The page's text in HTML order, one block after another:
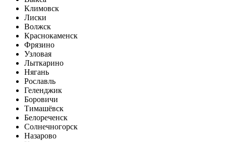
Климовск
Лиски
Волжск
Краснокаменск
Фрязино
Узловая
Лыткарино
Нягань
Рославль
Геленджик
Боровичи
Тимашёвск
Белореченск
Солнечногорск
Назарово